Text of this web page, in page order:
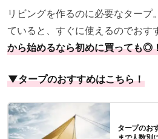
リビングを作るのに必要なタープ
ていると、すぐに使えるのでおす
から始めるなら初めに買っても◎
▼タープのおすすめはこちら！
タープのお